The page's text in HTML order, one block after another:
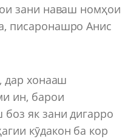
зани наваш номҳои
писаронашро Анис
дар хонааш
ин, барои
як зани дигарро
кӯдакон ба кор